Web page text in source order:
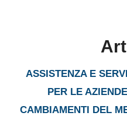
ASSISTENZA E
PER LE
CAMBIAMENTI DEL